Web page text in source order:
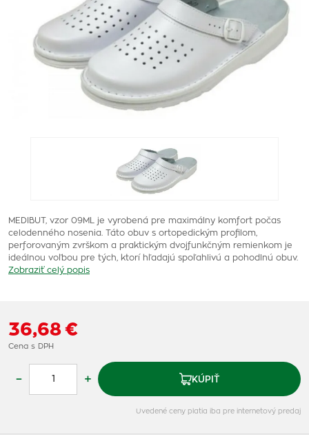
MEDIBUT, vzor 09ML je vyrobená pre maximálny komfort počas
celodenného nosenia. Táto obuv s ortopedickým profilom,
perforovaným zvrškom a praktickým dvojfunkčným remienkom je
ideálnou voľbou pre tých, ktorí hľadajú spoľahlivú a pohodlnú obuv.
Zobraziť celý popis
36,68 €
Cena s DPH
– + KÚPIŤ
Uvedené ceny platia iba pre internetový predaj